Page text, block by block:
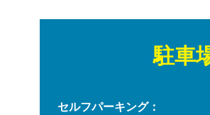
駐車
セルフパーキング：